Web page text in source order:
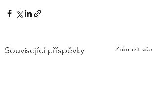
Související příspěvky Zobrazit vše